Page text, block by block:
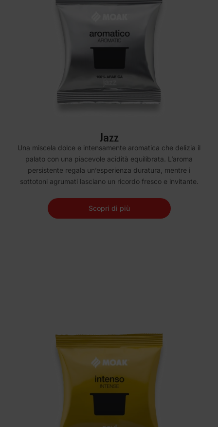
Jazz
Una miscela dolce e intensamente aromatica che delizia il
palato con una piacevole acidità equilibrata. L’aroma
persistente regala un’esperienza duratura, mentre i
sottotoni agrumati lasciano un ricordo fresco e invitante.
Scopri di più